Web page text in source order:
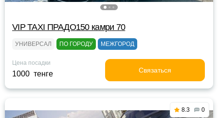
VIP TAXI ПРАДО150 камри 70
УНИВЕРСАЛ ПО ГОРОДУ МЕЖГОРОД
Цена посадки
1000 тенге Связаться
8.3 0